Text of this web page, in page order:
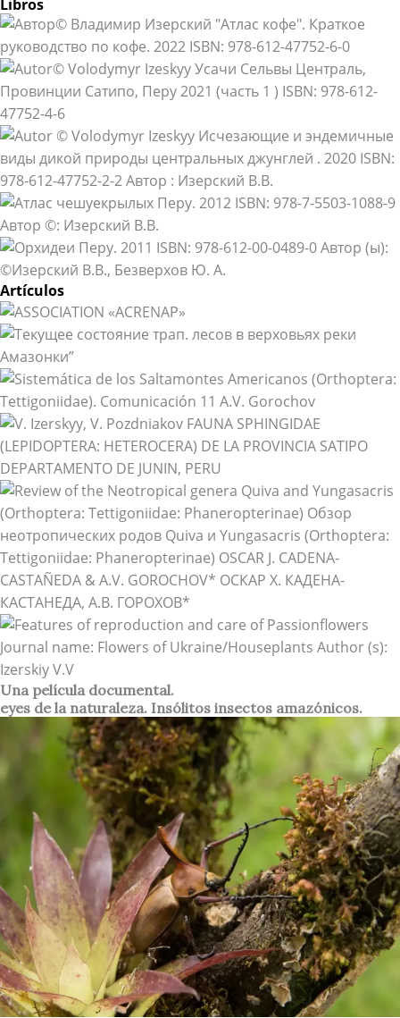
Libros
Artículos
Una película documental.
eyes de la naturaleza. Insólitos insectos amazónicos.